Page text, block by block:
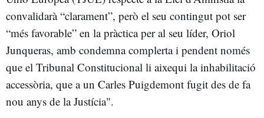
convalidarà “clarament”, però el seu contingut pot ser
“més favorable” en la pràctica per al seu líder, Oriol
Junqueras, amb condemna complerta i pendent només
que el Tribunal Constitucional li aixequi la inhabilitació
accessòria, que a un Carles Puigdemont fugit des de fa
nou anys de la Justícia".